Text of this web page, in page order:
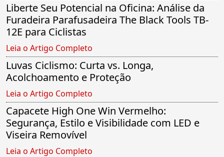
Liberte Seu Potencial na Oficina: Análise da
Furadeira Parafusadeira The Black Tools TB-
12E para Ciclistas
Leia o Artigo Completo
Luvas Ciclismo: Curta vs. Longa,
Acolchoamento e Proteção
Leia o Artigo Completo
Capacete High One Win Vermelho:
Segurança, Estilo e Visibilidade com LED e
Viseira Removível
Leia o Artigo Completo